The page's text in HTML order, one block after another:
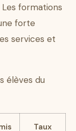
formations
forte
services et
élèves du
Taux